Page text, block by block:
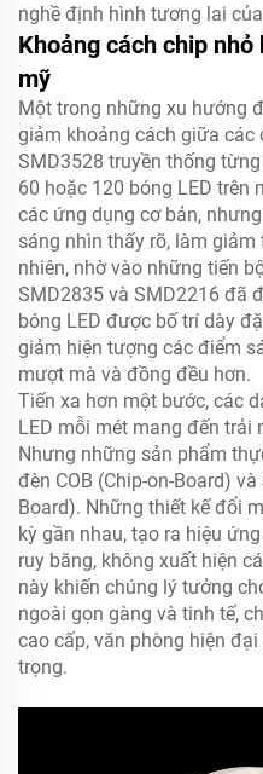
nghề định hình tương lai
Khoảng cách chip
mỹ
Một trong những xu hướng
giảm khoảng cách giữa các
SMD3528 truyền thống
60 hoặc 120 bóng LED trên
các ứng dụng cơ bản,
sáng nhìn thấy rõ, làm
nhiên, nhờ vào những tiến
SMD2835 và SMD2216 đã
bóng LED được bố trí dày
giảm hiện tượng các điểm
mượt mà và đồng đều hơn.
Tiến xa hơn một bước, các
LED mỗi mét mang đến trải
Nhưng những sản phẩm
đèn COB (Chip-on-Board)
Board). Những thiết kế đổi
kỳ gần nhau, tạo ra hiệu
ruy băng, không xuất hiện
này khiến chúng lý tưởng
ngoài gọn gàng và tinh tế,
cao cấp, văn phòng hiện
trọng.